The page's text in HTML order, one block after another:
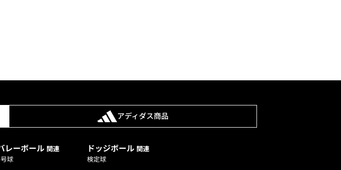
アディダス商品
レーボール 関連
球
ドッジボール 関連
検定球